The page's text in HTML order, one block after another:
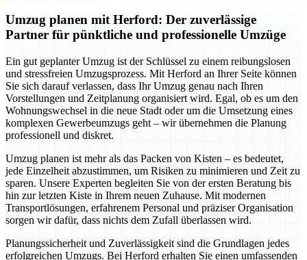
Umzug planen mit Herford: Der zuverlässige
Partner für pünktliche und professionelle Umzüge
Ein gut geplanter Umzug ist der Schlüssel zu einem reibungslosen
und stressfreien Umzugsprozess. Mit Herford an Ihrer Seite können
Sie sich darauf verlassen, dass Ihr Umzug genau nach Ihren
Vorstellungen und Zeitplanung organisiert wird. Egal, ob es um den
Wohnungswechsel in die neue Stadt oder um die Umsetzung eines
komplexen Gewerbeumzugs geht – wir übernehmen die Planung
professionell und diskret.
Umzug planen ist mehr als das Packen von Kisten – es bedeutet,
jede Einzelheit abzustimmen, um Risiken zu minimieren und Zeit zu
sparen. Unsere Experten begleiten Sie von der ersten Beratung bis
hin zur letzten Kiste in Ihrem neuen Zuhause. Mit modernen
Transportlösungen, erfahrenem Personal und präziser Organisation
sorgen wir dafür, dass nichts dem Zufall überlassen wird.
Planungssicherheit und Zuverlässigkeit sind die Grundlagen jedes
erfolgreichen Umzugs. Bei Herford erhalten Sie einen umfassenden